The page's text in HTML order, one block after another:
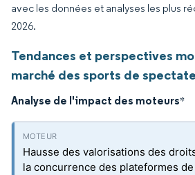
avec les données et analyses les plus
2026.
Tendances et perspectives
marché des sports de
Analyse de l'impact des moteurs*
Hausse des valorisations des
la concurrence des plateformes